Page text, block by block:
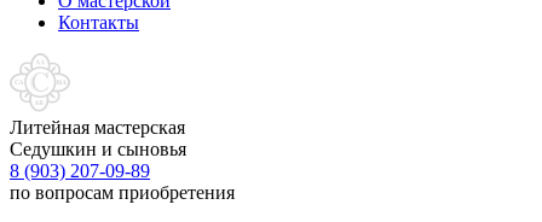
Контакты
Литейная мастерская
Седушкин и сыновья
8 (903) 207-09-89
по вопросам приобретения